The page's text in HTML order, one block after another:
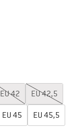
EU42 EU42,5
EU 45 EU 45,5